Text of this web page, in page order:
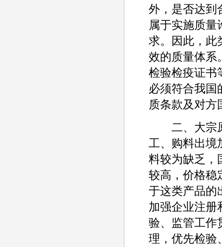
外，是否达到
属于实施质量
求。因此，此
效的质量体系
检验检疫证书
必须符合我国
质条款及对方
二、大宗原
工、购料出境
料较为缺乏，
较高，价格稳
于这类产品的
加强企业注册
验、监管工作
理，优先检验